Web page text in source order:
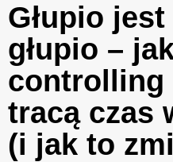
Głupio
głupio –
controlling
tracą czas
(i jak to